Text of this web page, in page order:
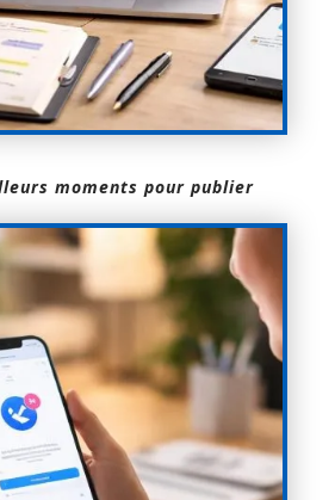
moments pour publier